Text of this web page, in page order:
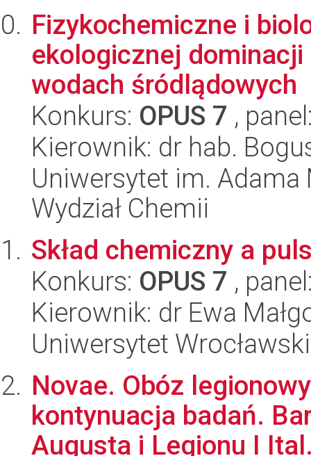
Fizykochemiczne i
ekologicznej
wodach śródlądowych
Konkurs: OPUS 7 ,
Kierownik: dr hab.
Uniwersytet im.
Wydział Chemii
Skład chemiczny a
Konkurs: OPUS 7 ,
Kierownik: dr Ewa
Uniwersytet
Novae. Obóz
kontynuacja badań.
Augusta i Legionu I